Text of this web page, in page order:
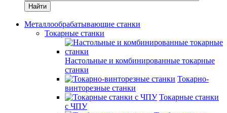
Найти
Металлообрабатывающие станки
Токарные станки
Настольные и комбинированные токарные
станки
Токарно-
винторезные станки
Токарные станки
с ЧПУ